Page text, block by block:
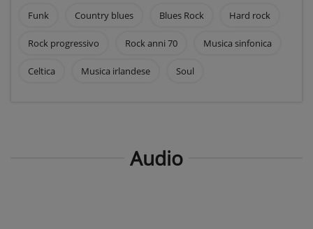
Funk Country blues Blues Rock Hard rock
Rock progressivo Rock anni 70 Musica sinfonica
Celtica Musica irlandese Soul
Audio